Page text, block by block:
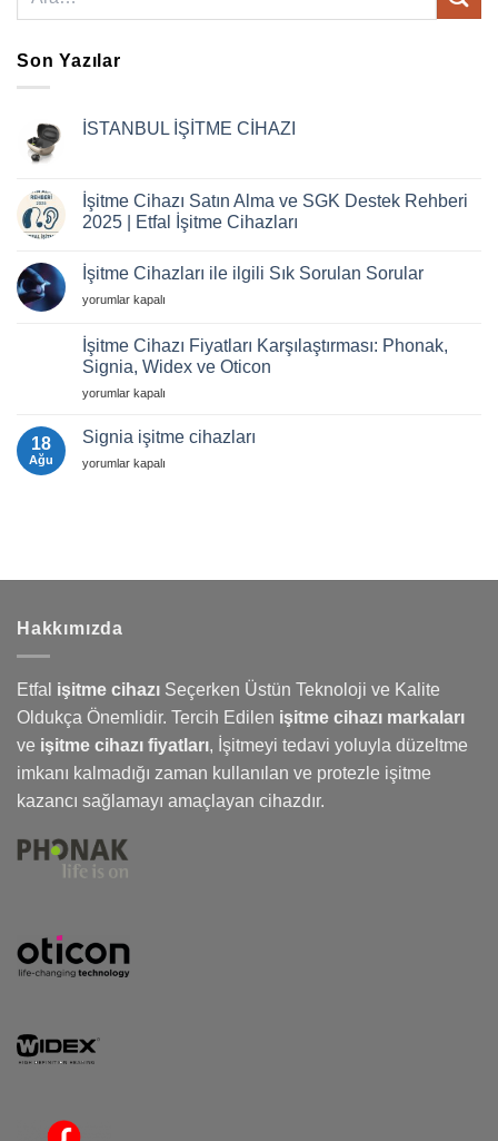
Son Yazılar
İSTANBUL İŞİTME CİHAZI
İŞİTME
CİHAZI
İşitme Cihazı Satın Alma ve SGK Destek Rehberi
2025 | Etfal İşitme Cihazları
İşitme
Cihazı
Satın
SGK
Destek
Rehberi
2025
|
İşitme
Cihazları
İşitme Cihazları ile ilgili Sık Sorulan Sorular
İşitme
ile
ilgili
Sık
Sorulan
için
yorumlar kapalı
İşitme Cihazı Fiyatları Karşılaştırması: Phonak,
Signia, Widex ve Oticon
İşitme
Fiyatları
Karşılaştırması:
Phonak,
yorumlar kapalı
18
Ağu
Signia işitme cihazları
Signia
yorumlar kapalı
Hakkımızda
Etfal işitme cihazı Seçerken Üstün Teknoloji ve Kalite
Oldukça Önemlidir. Tercih Edilen işitme cihazı markaları
ve işitme cihazı fiyatları, İşitmeyi tedavi yoluyla düzeltme
imkanı kalmadığı zaman kullanılan ve protezle işitme
kazancı sağlamayı amaçlayan cihazdır.